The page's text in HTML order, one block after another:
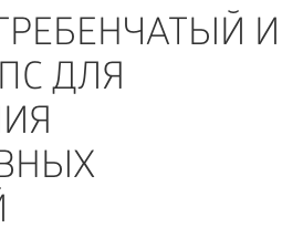
И
ДЛЯ